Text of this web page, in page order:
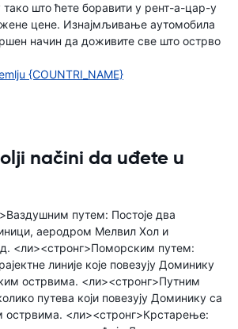
тако што ћете боравити у рент-а-цар-у
цене. Изнајмљивање аутомобила
начин да доживите све што острво
{COUNTRI_NAME}
načini da uđete u
путем: Постоје два
аеродром Мелвил Хол и
<ли><стронг>Поморским путем:
линије које повезују Доминику
острвима. <ли><стронг>Путним
путева који повезују Доминику са
острвима. <ли><стронг>Крстарење: